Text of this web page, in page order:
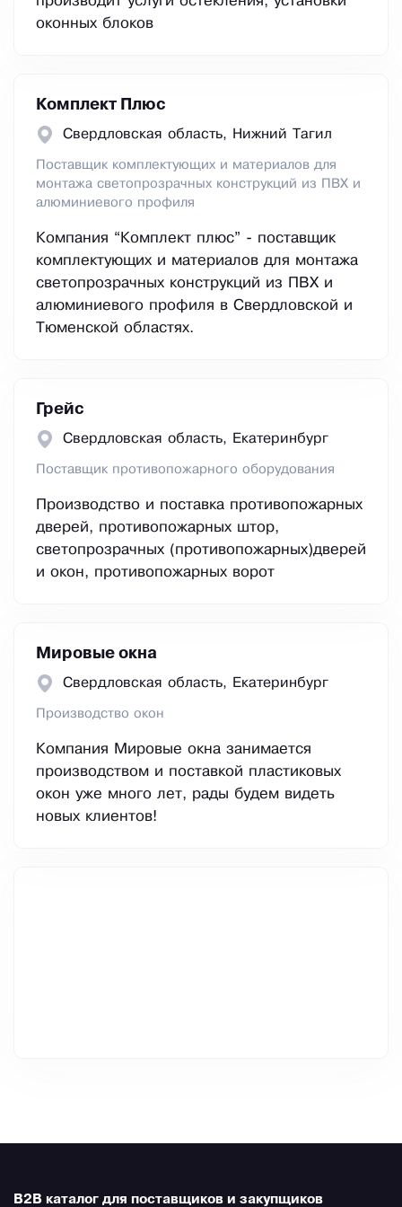
оконных блоков
Комплект Плюс
Свердловская область, Нижний Тагил
Поставщик комплектующих и материалов для
монтажа светопрозрачных конструкций из ПВХ и
алюминиевого профиля
Компания “Комплект плюс” - поставщик
комплектующих и материалов для монтажа
светопрозрачных конструкций из ПВХ и
алюминиевого профиля в Свердловской и
Тюменской областях.
Грейс
Свердловская область, Екатеринбург
Поставщик противопожарного оборудования
Производство и поставка противопожарных
дверей, противопожарных штор,
светопрозрачных (противопожарных)дверей
и окон, противопожарных ворот
Мировые окна
Свердловская область, Екатеринбург
Производство окон
Компания Мировые окна занимается
производством и поставкой пластиковых
окон уже много лет, рады будем видеть
новых клиентов!
B2B каталог для поставщиков и закупщиков